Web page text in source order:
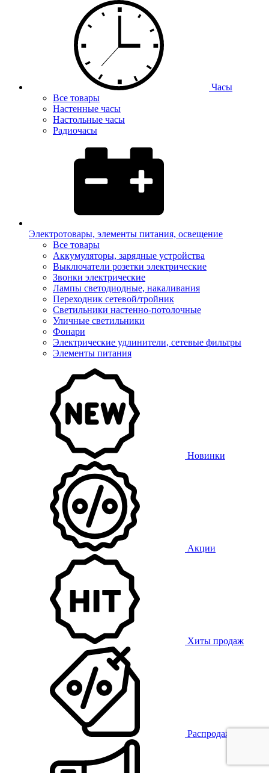
Часы
Все товары
Настенные часы
Настольные часы
Радиочасы
Электротовары, элементы питания, освещение
Все товары
Аккумуляторы, зарядные устройства
Выключатели розетки электрические
Звонки электрические
Лампы светодиодные, накаливания
Переходник сетевой/тройник
Светильники настенно-потолочные
Уличные светильники
Фонари
Электрические удлинители, сетевые фильтры
Элементы питания
Новинки
Акции
Хиты продаж
Распродажа